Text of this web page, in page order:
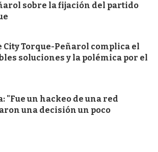
sobre la fijación del partido
City Torque-Peñarol complica el
soluciones y la polémica por el
"Fue un hackeo de una red
una decisión un poco